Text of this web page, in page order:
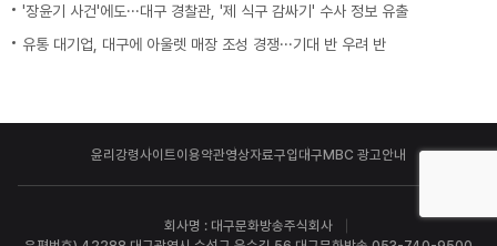
'장윤기 사건'에도···대구 경찰관, '제 식구 감싸기' 수사 정보 유출
유통 대기업, 대구에 아울렛 매장 조성 경쟁···기대 반 우려 반
윤리강령사이트이용약관영상자료구입 대구MBC 광고안내
회사명 : 대구문화방송주식회사